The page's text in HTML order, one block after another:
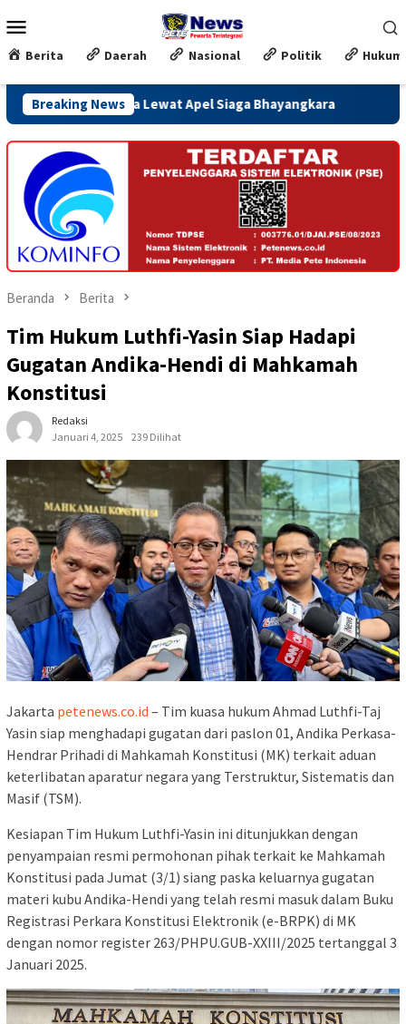
ke
kontenMobile
Berita Daerah Nasional Politik Hukum
Breaking News
Lewat Apel Siaga Bhayangkara Satu Minggu
Beranda Berita
Tim Hukum Luthfi-Yasin Siap Hadapi
Gugatan Andika-Hendi di Mahkamah
Konstitusi
Redaksi
Januari 4, 2025
239 Dilihat
Jakarta petenews.co.id – Tim kuasa hukum Ahmad Luthfi-Taj
Yasin siap menghadapi gugatan dari paslon 01, Andika Perkasa-
Hendrar Prihadi di Mahkamah Konstitusi (MK) terkait aduan
keterlibatan aparatur negara yang Terstruktur, Sistematis dan
Masif (TSM).
Kesiapan Tim Hukum Luthfi-Yasin ini ditunjukkan dengan
penyampaian resmi permohonan pihak terkait ke Mahkamah
Konstitusi pada Jumat (3/1) siang paska keluarnya gugatan
materi kubu Andika-Hendi yang telah resmi masuk dalam Buku
Registrasi Perkara Konstitusi Elektronik (e-BRPK) di MK
dengan nomor register 263/PHPU.GUB-XXIII/2025 tertanggal 3
Januari 2025.